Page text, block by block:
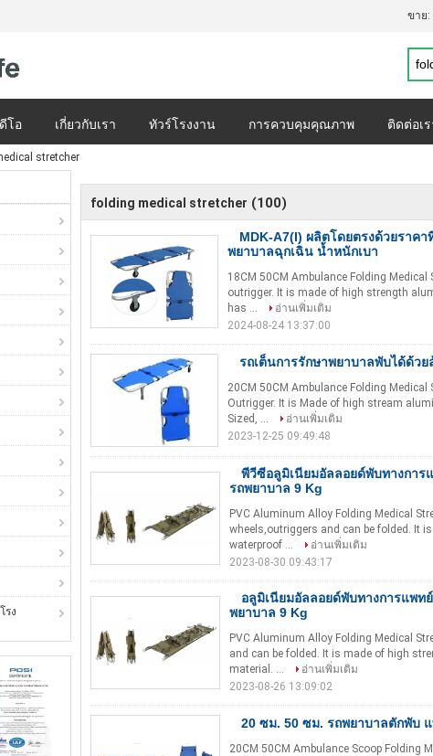
ขาย:
โอ เกี่ยวกับเรา ทัวร์โรงงาน การควบคุมคุณภาพ ติดต่อเร
stretcher
รง
folding medical stretcher (100)
MDK-A7(I) ผลิตโดยตรงด้วยราค
พยาบาลฉุกเฉิน น้ำหนักเบา
18CM 50CM Ambulance Folding
outrigger. It is made of high strength
has ...
อ่านเพิ่มเติม
2024-08-24 13:37:00
รถเต็นการรักษาพยาบาลพับได้ด้ว
20CM 50CM Ambulance Folding Medical
Outrigger. It is Made of high stream
Sized, ...
อ่านเพิ่มเติม
2023-12-25 09:49:48
พีวีซีอลูมิเนียมอัลลอยด์พับทางการ
รถพยาบาล 9 Kg
PVC Aluminum Alloy Folding Medical
wheels,outriggers and can be folded. It
waterproof ...
อ่านเพิ่มเติม
2023-08-30 09:43:17
อลูมิเนียมอัลลอยด์พับทางการแพท
พยาบาล 9 Kg
PVC Aluminum Alloy Folding Medical
and can be folded. It is made of high
material. ...
อ่านเพิ่มเติม
2023-08-26 13:09:02
20 ซม. 50 ซม. รถพยาบาลตักพับ
20CM 50CM Ambulance Scoop Folding